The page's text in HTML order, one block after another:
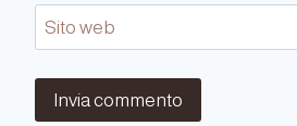
Sito web